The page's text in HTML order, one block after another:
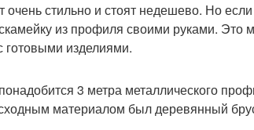
стильно и стоят недешево. Но
из профиля своими руками.
изделиями.
3 метра металлического
материалом был деревянный